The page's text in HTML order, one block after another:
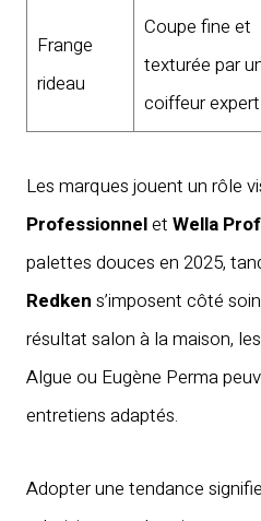
Frange
rideau
Coupe fine et
texturée par
coiffeur expert
Les marques jouent un rôle
Professionnelet Wella
palettes douces en 2025,
Redken s’imposent côté
résultat salon à la maison,
Algue ou Eugène Perma
entretiens adaptés.
Adopter une tendance